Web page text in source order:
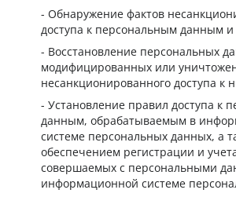
Обнаружение фактов
доступа к персональным данным
Восстановление персональных
модифицированных или
несанкционированного доступа к
Установление правил доступа к
данным, обрабатываемым в
системе персональных данных, а
обеспечением регистрации и
совершаемых с персональными
информационной системе